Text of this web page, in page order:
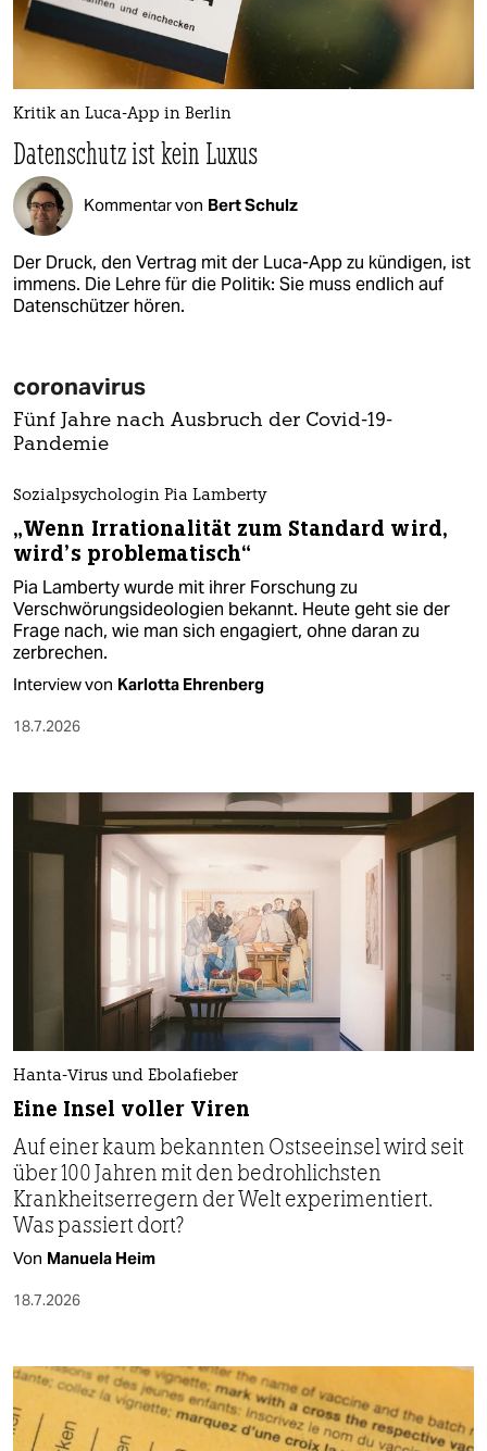
Kritik an Luca-App in Berlin
Datenschutz ist kein Luxus
Kommentar von Bert Schulz
Der Druck, den Vertrag mit der Luca-App zu kündigen, ist
immens. Die Lehre für die Politik: Sie muss endlich auf
Datenschützer hören.
coronavirus
Fünf Jahre nach Ausbruch der Covid-19-
Pandemie
Sozialpsychologin Pia Lamberty
„Wenn Irrationalität zum Standard wird,
wird’s problematisch“
Pia Lamberty wurde mit ihrer Forschung zu
Verschwörungsideologien bekannt. Heute geht sie der
Frage nach, wie man sich engagiert, ohne daran zu
Interview von Karlotta Ehrenberg
Hanta-Virus und Ebolafieber
Eine Insel voller Viren